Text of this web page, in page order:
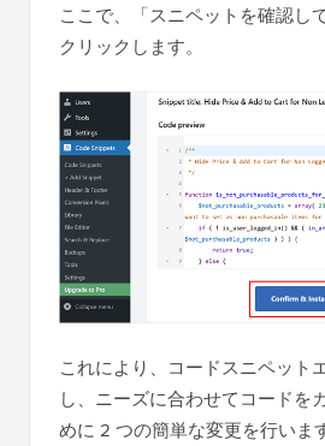
ここで、「スニペットを確認し
クリックします。
これにより、コードスニペット
し、ニーズに合わせてコードを
めに 2 つの簡単な変更を行いま